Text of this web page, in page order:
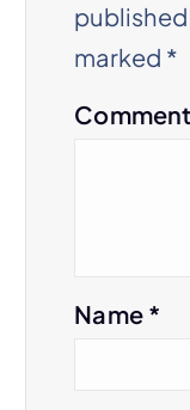
marked *
Comment
Name *